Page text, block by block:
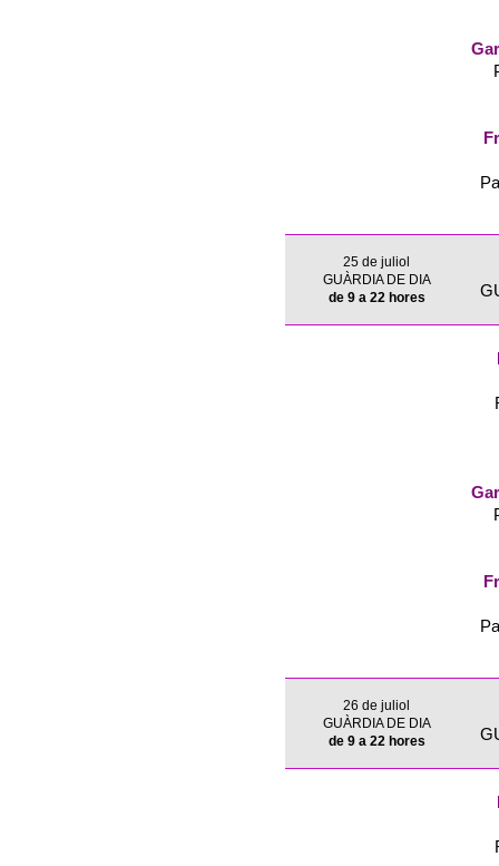
25 de juliol
GUÀRDIA DE DIA
de 9 a 22 hores
26 de juliol
GUÀRDIA DE DIA
de 9 a 22 hores